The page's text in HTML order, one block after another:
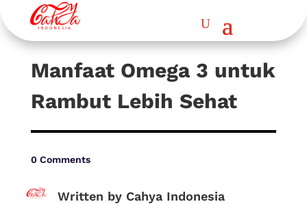
Manfaat Omega 3 untuk
Rambut Lebih Sehat
0 Comments
Written by Cahya Indonesia